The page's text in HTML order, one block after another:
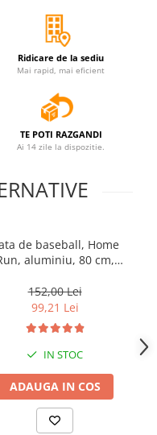
Ridicare de la sediu
Mai rapid, mai eficient
TE POTI RAZGANDI
Ai 14 zile la dispozitie.
de baseball, Home
aluminiu, 80 cm,
152,00 Lei
99,21 Lei
IN STOC
ADAUGA IN COS